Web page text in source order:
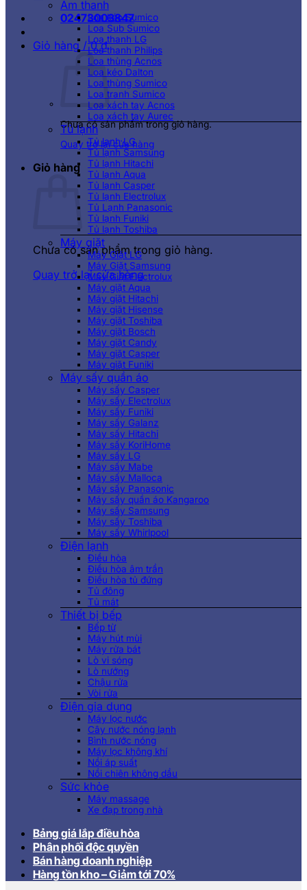
02473003847
Giỏ hàng /0₫
Chưa có sản phẩm trong giỏ hàng.
Quay trở lại cửa hàng
Giỏ hàng
Chưa có sản phẩm trong giỏ hàng.
Quay trở lại cửa hàng
Âm thanh
Loa kéo Sumico
Loa Sub Sumico
Loa thanh LG
Loa thanh Philips
Loa thùng Acnos
Loa kéo Dalton
Loa thùng Sumico
Loa tranh Sumico
Loa xách tay Acnos
Loa xách tay Aurec
Tủ lạnh
Tủ lạnh LG
Tủ lạnh Samsung
Tủ lạnh Hitachi
Tủ lạnh Aqua
Tủ lạnh Casper
Tủ lạnh Electrolux
Tủ Lạnh Panasonic
Tủ lạnh Funiki
Tủ lạnh Toshiba
Máy giặt
Máy Giặt LG
Máy Giặt Samsung
Máy Giặt Electrolux
Máy giặt Aqua
Máy giặt Hitachi
Máy giặt Hisense
Máy giặt Toshiba
Máy giặt Bosch
Máy giặt Candy
Máy giặt Casper
Máy giặt Funiki
Máy sấy quần áo
Máy sấy Casper
Máy sấy Electrolux
Máy sấy Funiki
Máy sấy Galanz
Máy sấy Hitachi
Máy sấy KoriHome
Máy sấy LG
Máy sấy Mabe
Máy sấy Malloca
Máy sấy Panasonic
Máy sấy quần áo Kangaroo
Máy sấy Samsung
Máy sấy Toshiba
Máy sấy Whirlpool
Điện lạnh
Điều hòa
Điều hòa âm trần
Điều hòa tủ đứng
Tủ đông
Tủ mát
Thiết bị bếp
Bếp từ
Máy hút mùi
Máy rửa bát
Lò vi sóng
Lò nướng
Chậu rửa
Vòi rửa
Điện gia dụng
Máy lọc nước
Cây nước nóng lạnh
Bình nước nóng
Máy lọc không khí
Nồi áp suất
Nồi chiên không dầu
Sức khỏe
Máy massage
Xe đạp trong nhà
Bảng giá lắp điều hòa
Phân phối độc quyền
Bán hàng doanh nghiệp
Hàng tồn kho – Giảm tới 70%